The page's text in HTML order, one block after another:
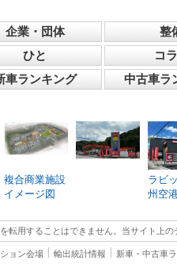
企業・団体
整
ひと
コ
車ランキング 中古車ラ
複合商業施設
イメージ図
ラビ
州空
転用することはできません。当サイト上
ョン会場 輸出統計情報 新車・中古車